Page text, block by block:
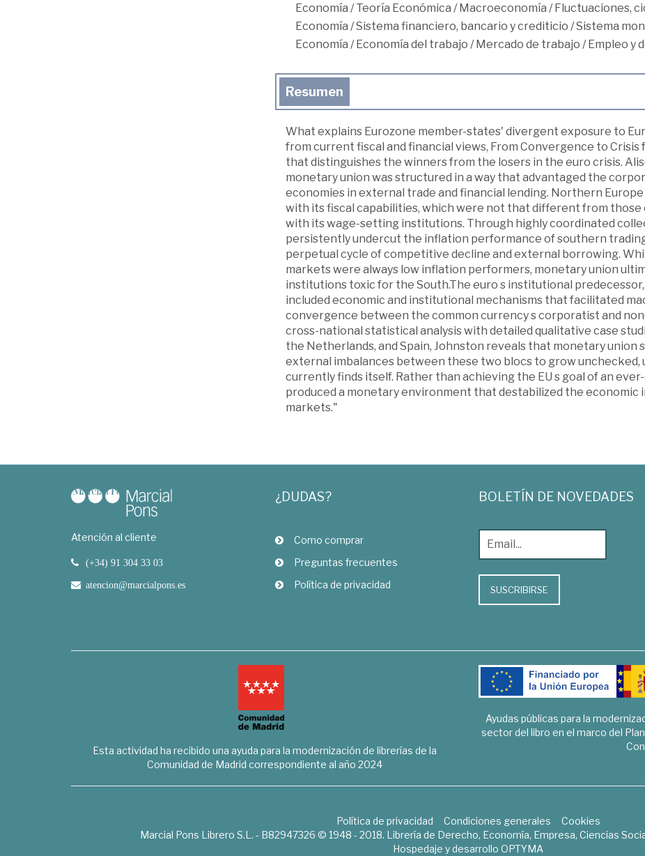
Economía /Teoría Económica /Macroeconomía /Fluctuaciones,
Economía /Sistema financiero, bancario y crediticio /Sistema
Economía /Economía del trabajo /Mercado de trabajo /Empleo y
Resumen
What explains Eurozone member-states' divergent exposure to
from current fiscal and financial views, From Convergence to
that distinguishes the winners from the losers in the euro crisis.
monetary union was structured in a way that advantaged the
economies in external trade and financial lending. Northern
with its fiscal capabilities, which were not that different from
with its wage-setting institutions. Through highly coordinated
persistently undercut the inflation performance of southern
perpetual cycle of competitive decline and external borrowing.
markets were always low inflation performers, monetary union
institutions toxic for the South.The euro s institutional
included economic and institutional mechanisms that facilitated
convergence between the common currency s corporatist and
cross-national statistical analysis with detailed qualitative case
the Netherlands, and Spain, Johnston reveals that monetary union
external imbalances between these two blocs to grow unchecked,
currently finds itself. Rather than achieving the EU s goal of an
produced a monetary environment that destabilized the
markets."
Atención al cliente
(+34) 91 304 33 03
atencion@marcialpons.es
¿DUDAS?
Como comprar
Preguntas frecuentes
Política de privacidad
BOLETÍN DE NOVEDADES
SUSCRIBIRSE
Esta actividad ha recibido una ayuda para la modernización de librerías de la
Comunidad de Madrid correspondiente al año 2024
Ayudas públicas para la
sector del libro en el marco del
Política de privacidad Condiciones generales
Cookies
Marcial Pons Librero S.L. - B82947326 © 1948 - 2018. Librería de Derecho, Economía, Empresa, Ciencias
Hospedaje y desarrollo OPTYMA